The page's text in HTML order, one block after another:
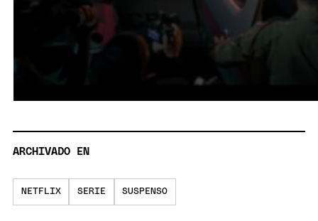
ARCHIVADO EN
NETFLIX SERIE SUSPENSO